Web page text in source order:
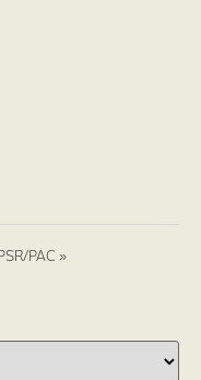
PAC »